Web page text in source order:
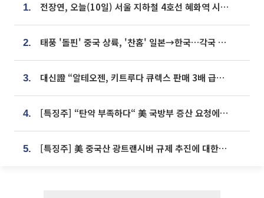
1. 전장연, 오늘(10일) 서울 지하철 4호선 혜화역 시위…1호선 용산역 무정차
2. 태풍 '돌핀' 중국 상륙, '찬홈' 일본→한국…각국 기상청 예상 경로는?
3. 대신證 “알테오젠, 키트루다 큐렉스 판매 3배 급증…목표가 41만원 상향”
4. [특징주] “탄약 부족하다“ 美 국방부 증산 요청에⋯국내 방산주 급등세
5. [특징주] 美 중국산 광트랜시버 규제 추진에 대한광통신 등 광통신株 강세